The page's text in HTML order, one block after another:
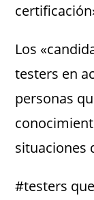
Los
testers en
personas
situaciones
#testers